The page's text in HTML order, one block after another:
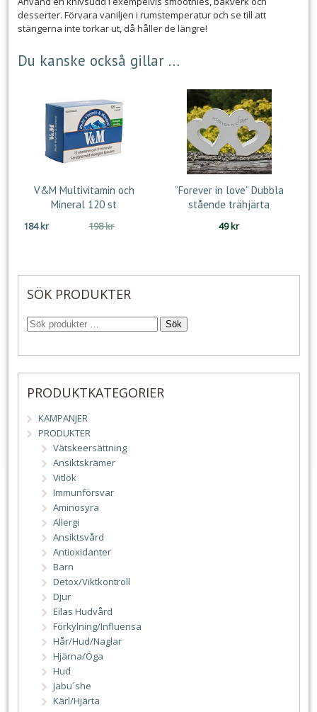
desserter. Förvara vaniljen i rumstemperatur och se till att
stängerna inte torkar ut, då håller de längre!
Du kanske också gillar …
V&M Multivitamin och
Mineral 120 st
198krDet
184kr
Det
”Forever in love” Dubbla
stående trähjärta
49kr
SÖK PRODUKTER
Sök
PRODUKTKATEGORIER
KAMPANJER
PRODUKTER
Vätskeersättning
Ansiktskrämer
Vitlök
Immunförsvar
Aminosyra
Allergi
Ansiktsvård
Antioxidanter
Barn
Detox/Viktkontroll
Djur
Eilas Hudvård
Förkylning/Influensa
Hår/Hud/Naglar
Hjärna/Öga
Hud
Jabu´she
Kärl/Hjärta